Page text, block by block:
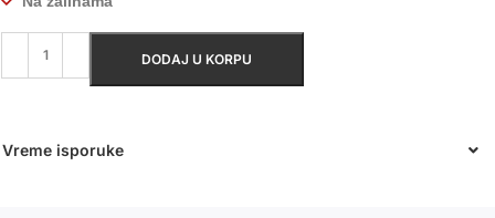
DODAJ U KORPU
Vreme isporuke